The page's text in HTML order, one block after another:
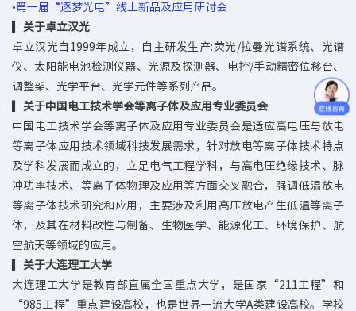
•第一届“逐梦光电”线上新品及应用研讨会
▎关于卓立汉光
卓立汉光自1999年成立，自主研发生产:荧光/拉曼光谱系统、光谱
仪、太阳能电池检测仪器、光源及探测器、电控/手动精密位移台、
调整架、光学平台、光学元件等系列产品。
▎关于中国电工技术学会等离子体及应用专业委员会
中国电工技术学会等离子体及应用专业委员会是适应高电压与放电
等离子体应用技术领域科技发展需求，针对放电等离子体技术特点
及学科发展而成立的，立足电气工程学科，与高电压绝缘技术、脉
冲功率技术、等离子体物理及应用等方面交叉融合，强调低温放电
等离子体技术研究和应用，主要涉及利用高压放电产生低温等离子
体，及其在材料改性与制备、生物医学、能源化工、环境保护、航
空航天等领域的应用。
▎关于大连理工大学
大连理工大学是教育部直属全国重点大学，是国家“211工程”和
“985工程”重点建设高校，也是世界一流大学A类建设高校。学校